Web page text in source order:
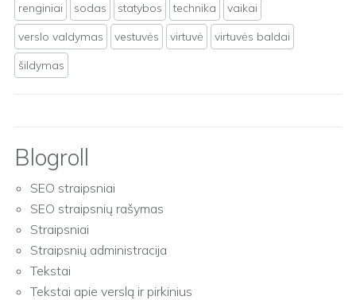
renginiai
sodas statybos technika
vaikai
verslo valdymas
vestuvės virtuvė
virtuvės baldai
šildymas
Blogroll
SEO straipsniai
SEO straipsnių rašymas
Straipsniai
Straipsnių administracija
Tekstai
Tekstai apie verslą ir pirkinius